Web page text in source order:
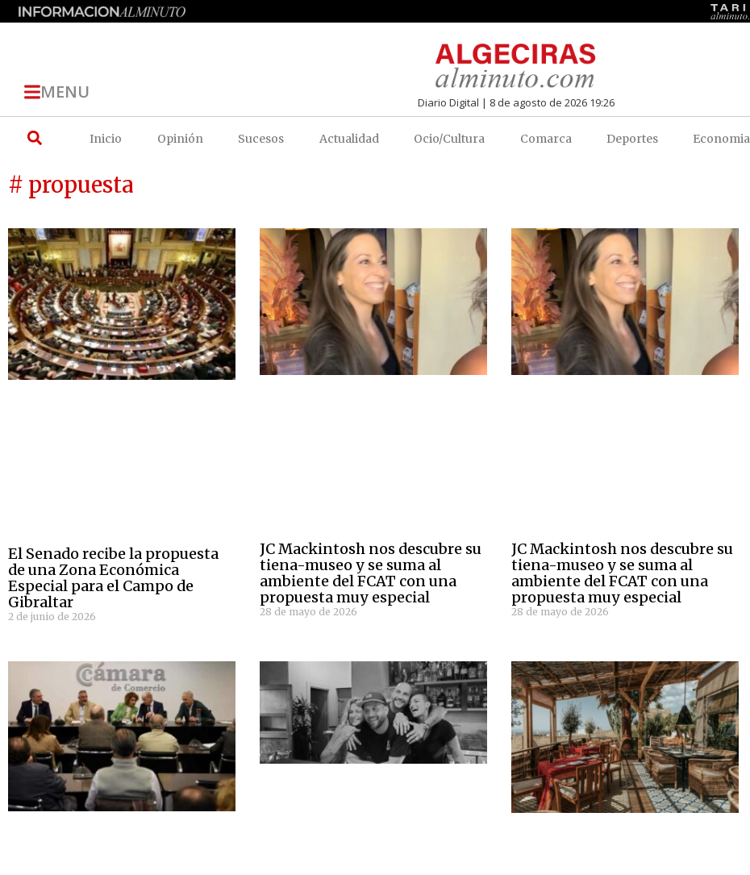
MENU Diario Digital | 8 de agosto de 2026 19:26
Inicio Opinión Sucesos Actualidad Ocio/Cultura Comarca Deportes Economia
# propuesta
El Senado recibe la propuesta
de una Zona Económica
Especial para el Campo de
Gibraltar
2 de junio de 2026
JC Mackintosh nos descubre su
tiena-museo y se suma al
ambiente del FCAT con una
propuesta muy especial
28 de mayo de 2026
JC Mackintosh nos descubre su
tiena-museo y se suma al
ambiente del FCAT con una
propuesta muy especial
28 de mayo de 2026